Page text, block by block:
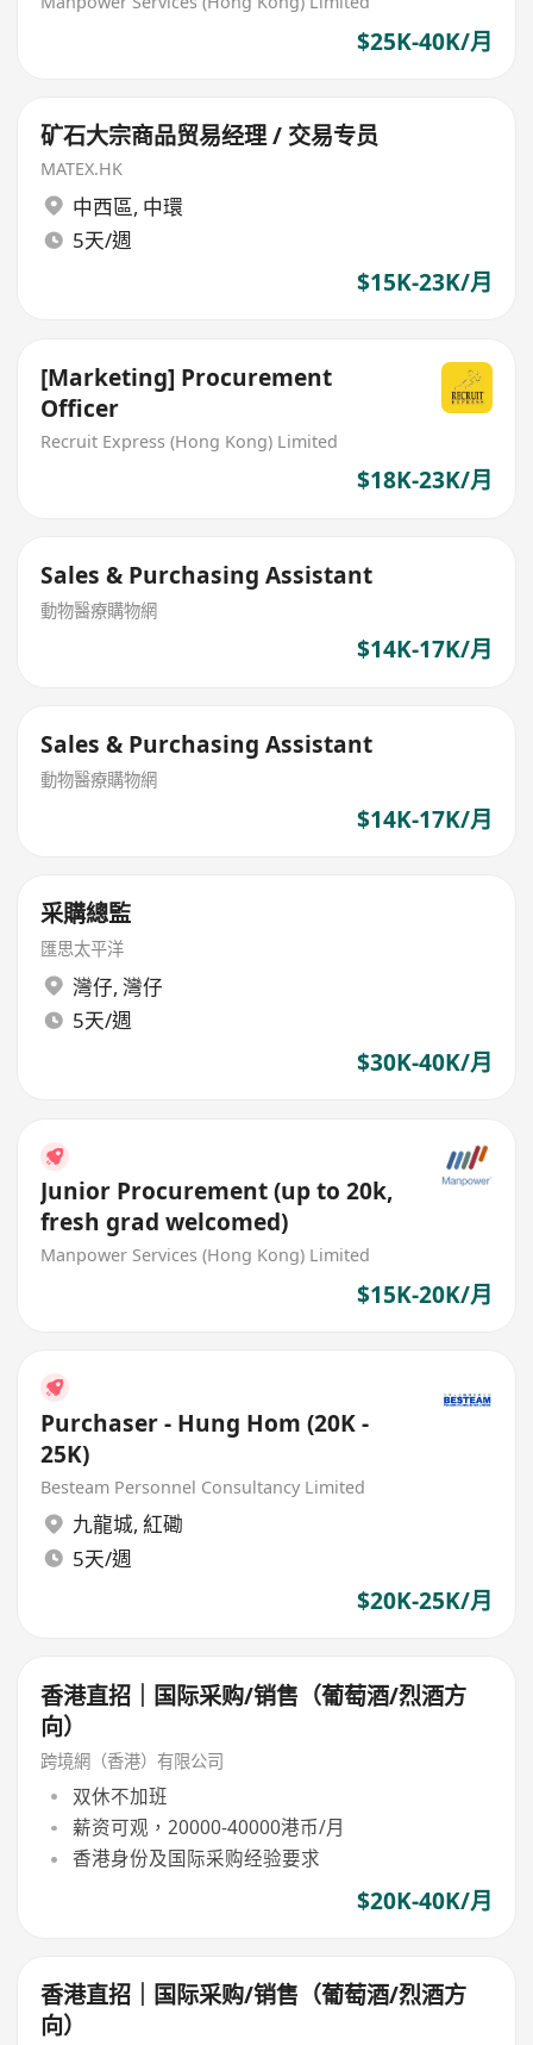
$25K-40K/月
矿石大宗商品贸易经理 / 交易专员
MATEX.HK
中西區, 中環
5天/週
$15K-23K/月
[Marketing] Procurement
Officer
Recruit Express (Hong Kong) Limited
$18K-23K/月
Sales & Purchasing Assistant
動物醫療購物網
$14K-17K/月
Sales & Purchasing Assistant
動物醫療購物網
$14K-17K/月
采購總監
匯思太平洋
灣仔, 灣仔
5天/週
$30K-40K/月
Junior Procurement (up to 20k,
fresh grad welcomed)
Manpower Services (Hong Kong) Limited
$15K-20K/月
Purchaser - Hung Hom (20K -
25K)
Besteam Personnel Consultancy Limited
九龍城, 紅磡
5天/週
$20K-25K/月
香港直招｜国际采购/销售（葡萄酒/烈酒方
向）
跨境網（香港）有限公司
双休不加班
薪资可观，20000-40000港币/月
香港身份及国际采购经验要求
$20K-40K/月
香港直招｜国际采购/销售（葡萄酒/烈酒方
向）